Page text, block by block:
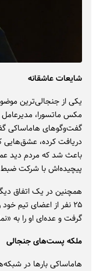
شایعات عاشقانه
یکی از جنجالی‌ترین
گفت‌وگوهای هاماساکی
دریافت کرده، عشق‌هایی
باعث شد که مردم دید
پیچیده‌اش با شرکت ضبط
همچنین در یک اتفاق
۲۵ نفر از اعضای تیم
گرفت و عده‌ای او را به
ملکه پست‌های جنجالی
هاماساکی بارها در